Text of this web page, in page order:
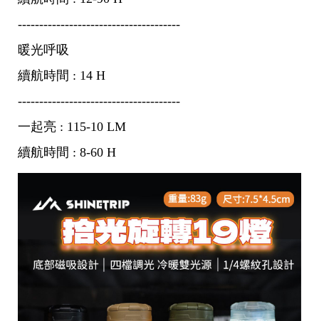
--------------------------------------
暖光呼吸
續航時間 : 14 H
--------------------------------------
一起亮 : 115-10 LM
續航時間 : 8-60 H